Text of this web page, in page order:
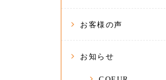
お客様の声
お知らせ